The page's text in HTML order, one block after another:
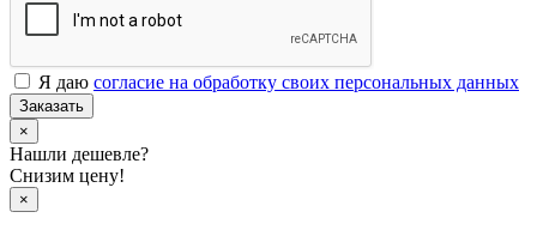
Я даю согласие на обработку своих персональных данных
Заказать
×
Нашли дешевле?
Снизим цену!
×